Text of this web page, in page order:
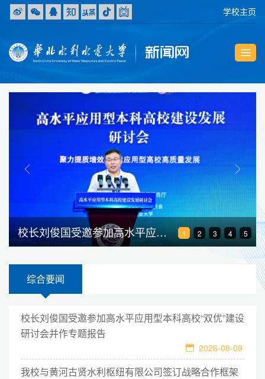
学校主页
我校与黄河古贤水利枢纽有限公司签订战略合作框架协议 1 2 3 4 5
Previous Next
综合要闻
校长刘俊国受邀参加高水平应用型本科高校“双优”建设
研讨会并作专题报告
2026-08-09
我校与黄河古贤水利枢纽有限公司签订战略合作框架